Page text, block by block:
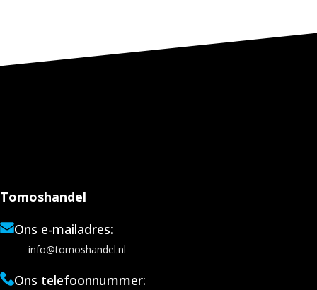
Tomoshandel
Ons e-mailadres:
info@tomoshandel.nl
Ons telefoonnummer: